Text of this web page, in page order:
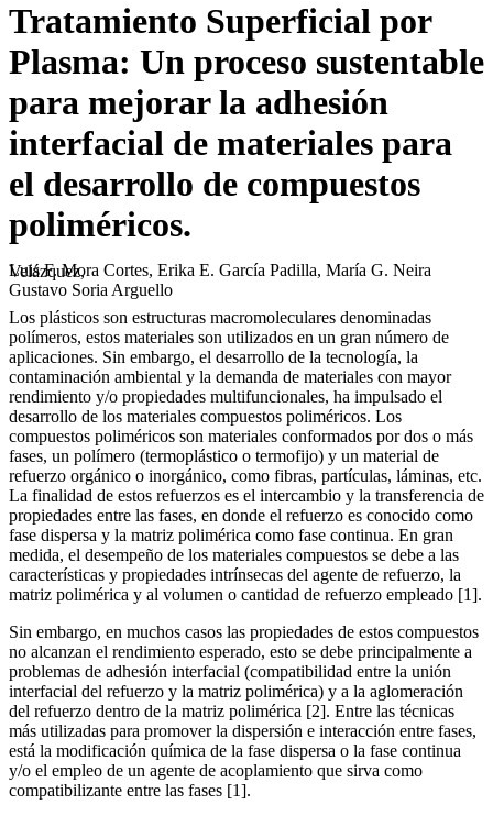
Tratamiento Superficial por
Plasma: Un proceso sustentable
para mejorar la adhesión
interfacial de materiales para
el desarrollo de compuestos
poliméricos.
Luis F. Mora Cortes, Erika E. García Padilla, María G. Neira Velázquez,
Gustavo Soria Arguello
Los plásticos son estructuras macromoleculares denominadas
polímeros, estos materiales son utilizados en un gran número de
aplicaciones. Sin embargo, el desarrollo de la tecnología, la
contaminación ambiental y la demanda de materiales con mayor
rendimiento y/o propiedades multifuncionales, ha impulsado el
desarrollo de los materiales compuestos poliméricos. Los
compuestos poliméricos son materiales conformados por dos o más
fases, un polímero (termoplástico o termofijo) y un material de
refuerzo orgánico o inorgánico, como fibras, partículas, láminas, etc.
La finalidad de estos refuerzos es el intercambio y la transferencia de
propiedades entre las fases, en donde el refuerzo es conocido como
fase dispersa y la matriz polimérica como fase continua. En gran
medida, el desempeño de los materiales compuestos se debe a las
características y propiedades intrínsecas del agente de refuerzo, la
matriz polimérica y al volumen o cantidad de refuerzo empleado [1].
Sin embargo, en muchos casos las propiedades de estos compuestos
no alcanzan el rendimiento esperado, esto se debe principalmente a
problemas de adhesión interfacial (compatibilidad entre la unión
interfacial del refuerzo y la matriz polimérica) y a la aglomeración
del refuerzo dentro de la matriz polimérica [2]. Entre las técnicas
más utilizadas para promover la dispersión e interacción entre fases,
está la modificación química de la fase dispersa o la fase continua
y/o el empleo de un agente de acoplamiento que sirva como
compatibilizante entre las fases [1].